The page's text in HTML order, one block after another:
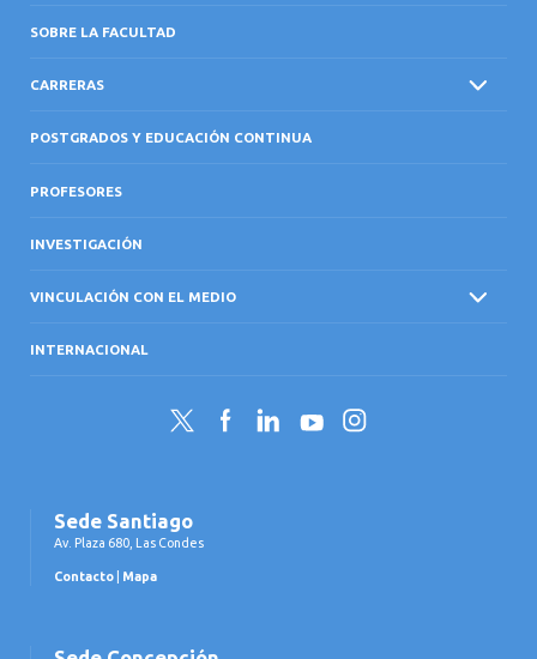
SOBRE LA FACULTAD
CARRERAS
POSTGRADOS Y EDUCACIÓN CONTINUA
PROFESORES
INVESTIGACIÓN
VINCULACIÓN CON EL MEDIO
INTERNACIONAL
Twitter FacebookLinkedInYouTubeInstagram
Sede Santiago
Av. Plaza 680, Las Condes
Contacto Mapa